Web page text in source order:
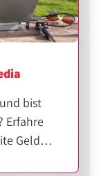
bist
Erfahre
Geld